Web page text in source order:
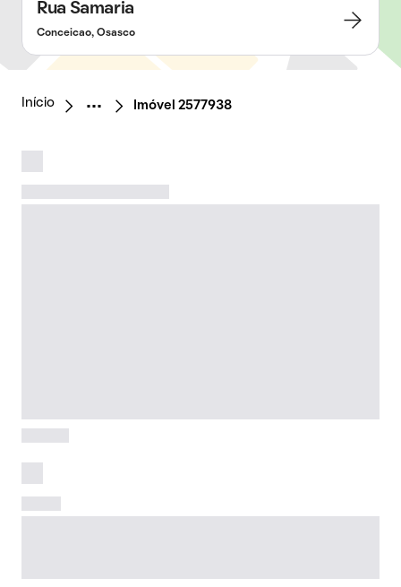
Rua Samaria
Conceicao, Osasco
Início Imóvel 2577938